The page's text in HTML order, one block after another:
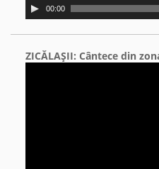
00:00
ZICĂLAŞII: Cântece din